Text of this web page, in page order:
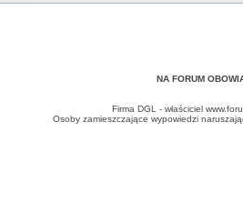
NA FORUM
Firma DGL - właściciel
Osoby zamieszczające wypowiedzi